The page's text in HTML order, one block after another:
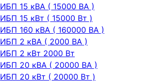
ИБП 15 кВА ( 15000 ВА )
ИБП 15 кВт ( 15000 Вт )
ИБП 160 кВА ( 160000 ВА )
ИБП 2 кВА ( 2000 ВА )
ИБП 2 кВт 2000 Вт
ИБП 20 кВА ( 20000 ВА )
ИБП 20 кВт ( 20000 Вт )